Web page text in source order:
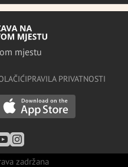
mjestu
PRAVILA PRIVATNOSTI
zadržana